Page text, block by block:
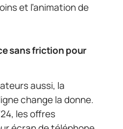
et l’animation de
sans friction pour
aussi, la
change la donne.
les offres